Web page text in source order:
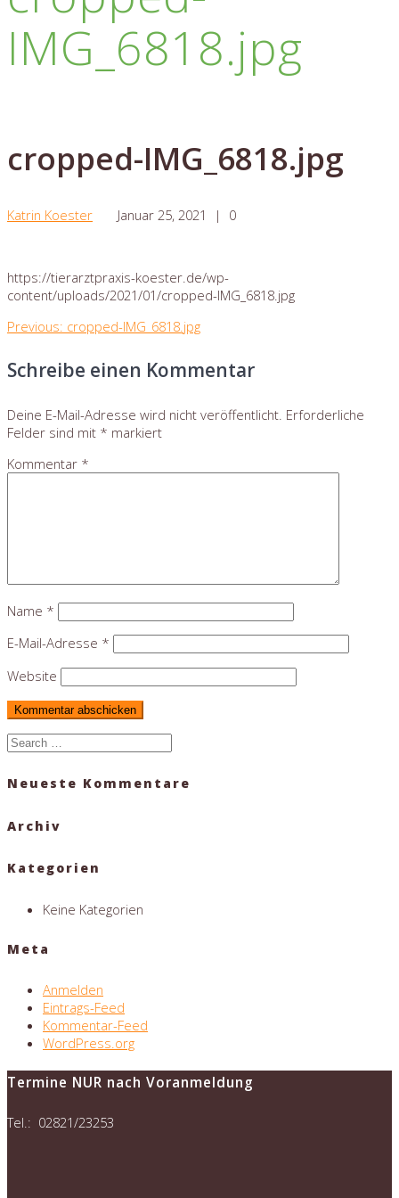
IMG_6818.jpg
cropped-IMG_6818.jpg
Katrin Koester Januar 25, 2021 | 0
https://tierarztpraxis-koester.de/wp-
content/uploads/2021/01/cropped-IMG_6818.jpg
Beitragsnavigation
Previous: Previous
cropped-IMG_6818.jpg
Schreibe einen Kommentar
Deine E-Mail-Adresse wird nicht veröffentlicht. Erforderliche
Felder sind mit * markiert
Kommentar *
Name *
E-Mail-Adresse *
Website
Search
Neueste Kommentare
Archiv
Kategorien
Keine Kategorien
Meta
Anmelden
Eintrags-Feed
Kommentar-Feed
WordPress.org
Termine NUR nach Voranmeldung
Tel.: 02821/23253